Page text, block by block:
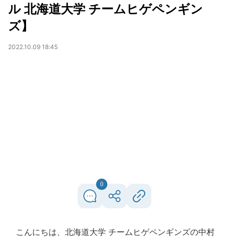
ル 北海道大学 チームヒゲペンギン
ズ】
2022.10.09 18:45
0
こんにちは、北海道大学 チームヒゲペンギンズの中村